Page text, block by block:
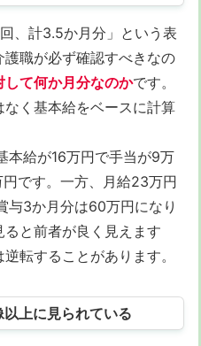
、計3.5か月分」という表
職が必ず確認すべきなの
して何か月分なのかです。
く基本給をベースに計算
本給が16万円で手当が9万
です。一方、月給23万円
与3か月分は60万円になり
と前者が良く見えます
転することがあります。
上に見られている